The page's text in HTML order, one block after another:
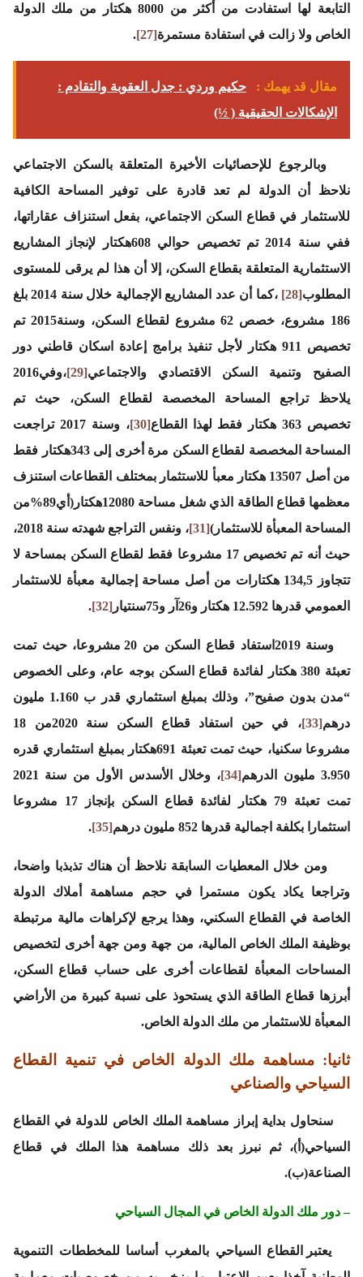
التابعة لها استفادت من أكثر من 8000 هكتار من ملك الدولة
الخاص ولا زالت في استفادة مستمرة[27]
.
مقال قد يهمك :
حكيم وردي : جدل العقوبة والتقادم :
الإشكالات الحقيقية ( ½)
وبالرجوع للإحصائيات الأخيرة المتعلقة بالسكن الاجتماعي
نلاحظ أن الدولة لم تعد قادرة على توفير المساحة الكافية
للاستثمار في قطاع السكن الاجتماعي، بفعل استنزاف عقاراتها،
ففي سنة 2014 تم تخصيص حوالي 608هكتار لإنجاز المشاريع
الاستثمارية المتعلقة بقطاع السكن، إلا أن هذا لم يرقى للمستوى
المطلوب[28]
،كما أن عدد المشاريع الإجمالية خلال سنة 2014 بلغ
186 مشروع، خصص 62 مشروع لقطاع السكن، وسنة2015 تم
تخصيص 911 هكتار لأجل تنفيذ برامج إعادة اسكان قاطني دور
الصفيح وتنمية السكن الاقتصادي والاجتماعي[29]
،وفي2016
يلاحظ تراجع المساحة المخصصة لقطاع السكن، حيث تم
تخصيص 363 هكتار فقط لهذا القطاع
[30]
، وسنة 2017 تراجعت
المساحة المخصصة لقطاع السكن مرة أخرى إلى 343هكتار فقط
من أصل 13507 هكتار معبأ للاستثمار بمختلف القطاعات استنزف
معظمها قطاع الطاقة الذي شغل مساحة 12080هكتار(أي89%من
المساحة المعبأة للاستثمار)[31]
، ونفس التراجع شهدته سنة 2018،
حيث أنه تم تخصيص 17 مشروعا فقط لقطاع السكن بمساحة لا
تتجاوز 134,5 هكتارات من أصل مساحة إجمالية معبأة للاستثمار
العمومي قدرها 12.592 هكتار و26آر و75سنتيار
[32]
.
وسنة 2019استفاد قطاع السكن من 20 مشروعا، حيث تمت
تعبئة 380 هكتار لفائدة قطاع السكن بوجه عام، وعلى الخصوص
“مدن بدون صفيح”، وذلك بمبلغ استثماري قدر ب 1.160 مليون
درهم[33]
، في حين استفاد قطاع السكن سنة 2020من 18
مشروعا سكنيا، حيث تمت تعبئة 691هكتار بمبلغ استثماري قدره
3.950 مليون الدرهم
[34]
، وخلال الأسدس الأول من سنة 2021
تمت تعبئة 79 هكتار لفائدة قطاع السكن بإنجاز 17 مشروعا
استثمارا بكلفة اجمالية قدرها 852 مليون درهم
[35]
.
ومن خلال المعطيات السابقة نلاحظ أن هناك تذبذبا واضحا،
وتراجعا يكاد يكون مستمرا في حجم مساهمة أملاك الدولة
الخاصة في القطاع السكني، وهذا يرجع لإكراهات مالية مرتبطة
بوظيفة الملك الخاص المالية، من جهة ومن جهة أخرى لتخصيص
المساحات المعبأة لقطاعات أخرى على حساب قطاع السكن،
أبرزها قطاع الطاقة الذي يستحوذ على نسبة كبيرة من الأراضي
المعبأة للاستثمار من ملك الدولة الخاص.
ثانيا: مساهمة ملك الدولة الخاص في تنمية القطاع
السياحي والصناعي
سنحاول بداية إبراز مساهمة الملك الخاص للدولة في القطاع
السياحي(أ)، ثم نبرز بعد ذلك مساهمة هذا الملك في قطاع
الصناعة(ب).
– دور ملك الدولة الخاص في المجال السياحي
يعتبر القطاع السياحي بالمغرب أساسا للمخططات التنموية